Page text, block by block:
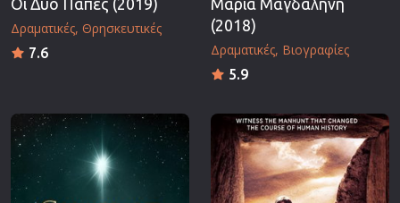
Οι Δύο Πάπες (2019)
Δραματικές Θρησκευτικές
7.6
Μαρία Μαγδαληνή
(2018)
Δραματικές Βιογραφίες
5.9